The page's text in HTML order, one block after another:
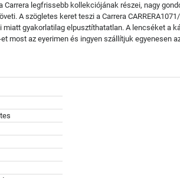
Carrera legfrissebb kollekciójának részei, nagy
A szögletes keret teszi a Carrera
miatt gyakorlatilag elpusztíthatatlan. A lencséket a
et most az eyerimen és ingyen szállítjuk egyenesen